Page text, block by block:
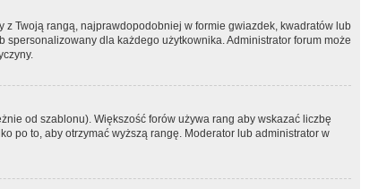
Twoją rangą, najprawdopodobniej w formie gwiazdek, kwadratów lub
spersonalizowany dla każdego użytkownika. Administrator forum może
od szablonu). Większość forów używa rang aby wskazać liczbę
po to, aby otrzymać wyższą rangę. Moderator lub administrator w